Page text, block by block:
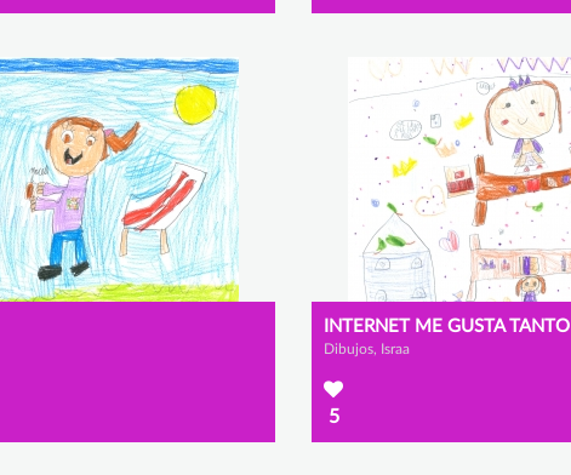
INTERNET ME GUSTA TANTO
Dibujos, Israa
5